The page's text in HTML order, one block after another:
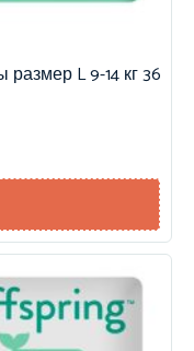
L 9-14 кг 36